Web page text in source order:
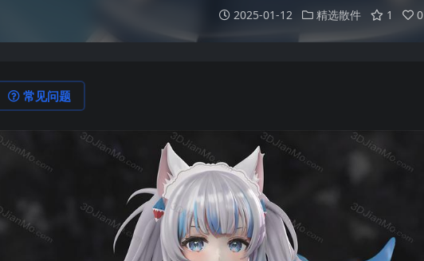
2025-01-12 精选散件 1 0
常见问题